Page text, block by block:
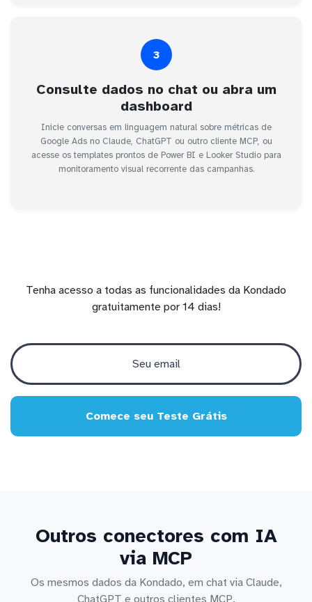
3
Consulte dados no chat ou abra um
dashboard
Inicie conversas em linguagem natural sobre métricas de
Google Ads no Claude, ChatGPT ou outro cliente MCP, ou
acesse os templates prontos de Power BI e Looker Studio para
monitoramento visual recorrente das campanhas.
Tenha acesso a todas as funcionalidades da Kondado
gratuitamente por 14 dias!
Comece seu Teste Grátis
Outros conectores com IA
via MCP
Os mesmos dados da Kondado, em chat via Claude,
ChatGPT e outros clientes MCP.